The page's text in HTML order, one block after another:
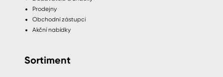
Prodejny
Obchodní zástupci
Akční nabídky
Sortiment